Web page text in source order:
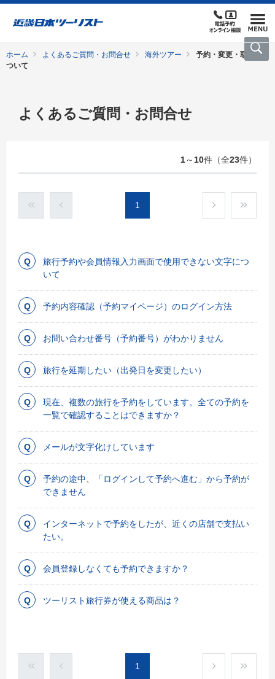
ホーム よくあるご質問・お問合せ 海外ツアー
予約・変更・取消に
ついて
よくあるご質問・お問合せ
1～ 10件（全23件）
1
旅行予約や会員情報入力画面で使用できない文字につ
いて
予約内容確認（予約マイページ）のログイン方法
お問い合わせ番号（予約番号）がわかりません
旅行を延期したい（出発日を変更したい）
現在、複数の旅行を予約をしています。全ての予約を
一覧で確認することはできますか？
メールが文字化けしています
予約の途中、「ログインして予約へ進む」から予約が
できません
インターネットで予約をしたが、近くの店舗で支払い
たい。
会員登録しなくても予約できますか？
ツーリスト旅行券が使える商品は？
1